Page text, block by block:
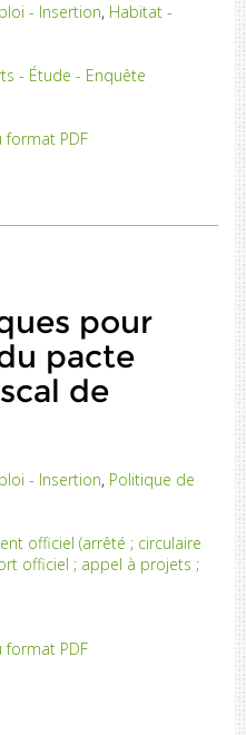
- Insertion, Habitat -
- Étude - Enquête
format PDF
pour
pacte
de
- Insertion, Politique de
officiel (arrêté ; circulaire
officiel ; appel à projets ;
format PDF